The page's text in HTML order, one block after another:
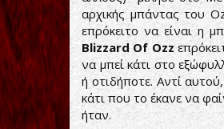
αρχικής μπάντας του
επρόκειτο να είναι η
Blizzard Of Ozz
να μπεί κάτι στο
ή οτιδήποτε. Αντί
κάτι που το έκανε να
ήταν.